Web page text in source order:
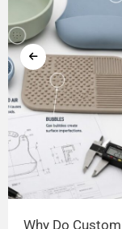
Why Do Custom